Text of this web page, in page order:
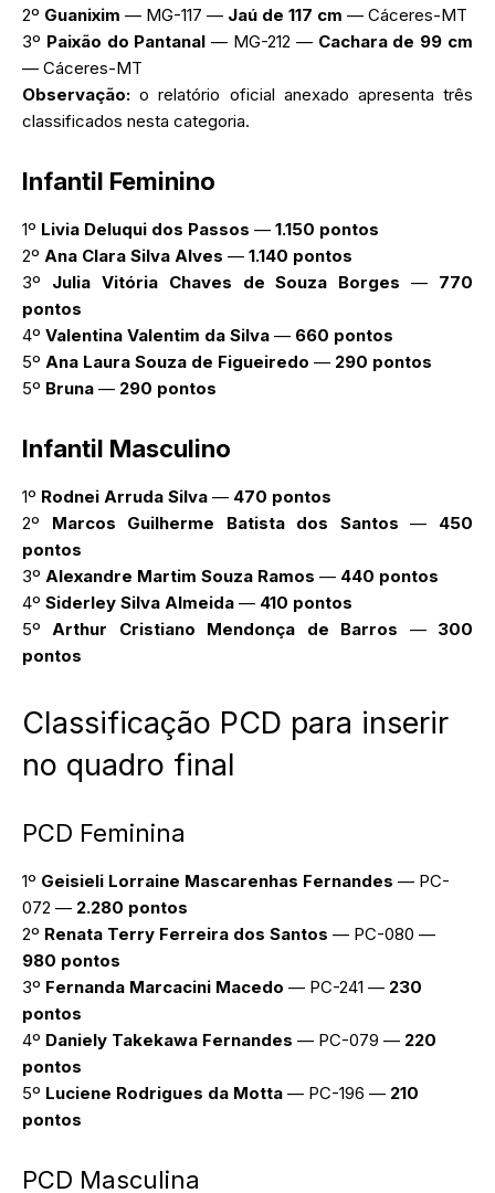
2º Guanixim — MG-117 — Jaú de 117 cm — Cáceres-MT
3º Paixão do Pantanal — MG-212 — Cachara de 99 cm
— Cáceres-MT
Observação: o relatório oficial anexado apresenta três
classificados nesta categoria.
Infantil Feminino
1º Livia Deluqui dos Passos — 1.150 pontos
2º Ana Clara Silva Alves — 1.140 pontos
3º Julia Vitória Chaves de Souza Borges — 770
pontos
4º Valentina Valentim da Silva — 660 pontos
5º Ana Laura Souza de Figueiredo — 290 pontos
5º Bruna — 290 pontos
Infantil Masculino
1º Rodnei Arruda Silva — 470 pontos
2º Marcos Guilherme Batista dos Santos — 450
pontos
3º Alexandre Martim Souza Ramos — 440 pontos
4º Siderley Silva Almeida — 410 pontos
5º Arthur Cristiano Mendonça de Barros — 300
pontos
Classificação PCD para inserir
no quadro final
PCD Feminina
1º Geisieli Lorraine Mascarenhas Fernandes — PC-
072 — 2.280 pontos
2º Renata Terry Ferreira dos Santos — PC-080 —
980 pontos
3º Fernanda Marcacini Macedo — PC-241 — 230
pontos
4º Daniely Takekawa Fernandes — PC-079 — 220
pontos
5º Luciene Rodrigues da Motta — PC-196 — 210
pontos
PCD Masculina